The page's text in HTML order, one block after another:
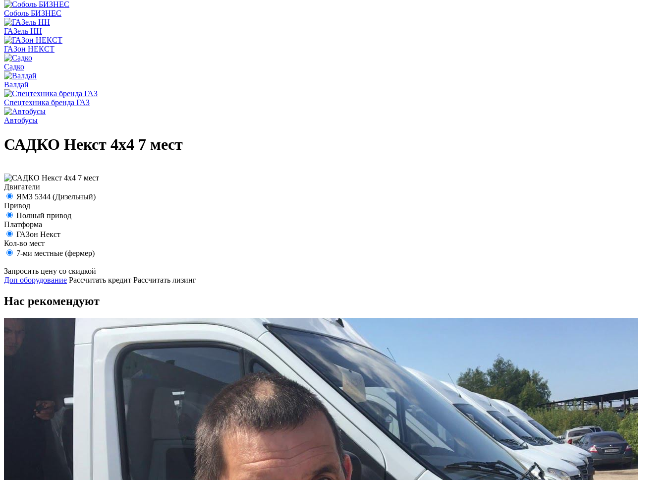
Соболь БИЗНЕС
ГАЗель НН
ГАЗон НЕКСТ
Садко
Валдай
Спецтехника бренда ГАЗ
Автобусы
САДКО Некст 4х4 7 мест
Двигатели
ЯМЗ 5344 (Дизельный)
Привод
Полный привод
Платформа
ГАЗон Некст
Кол-во мест
7-ми местные (фермер)
Запросить цену со скидкой
Доп оборудование Рассчитать кредит Рассчитать лизинг
Нас рекомендуют